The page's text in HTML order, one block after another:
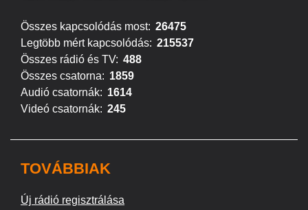
Összes kapcsolódás most: 26475
Legtöbb mért kapcsolódás: 215537
Összes rádió és TV: 488
Összes csatorna: 1859
Audió csatornák: 1614
Videó csatornák: 245
TOVÁBBIAK
Új rádió regisztrálása